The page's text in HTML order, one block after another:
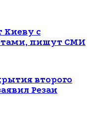
Киеву с
пишут СМИ
второго
Резаи